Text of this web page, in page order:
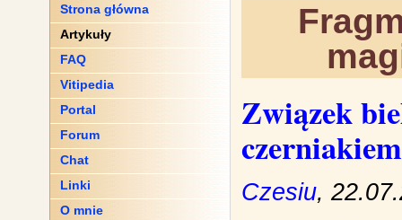
Strona główna
Artykuły
FAQ
Vitipedia
Portal
Forum
Chat
Linki
O mnie
Związek
czerniakiem
Czesiu,